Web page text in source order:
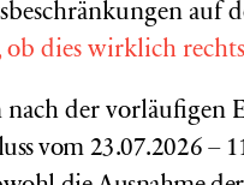
auf
ob dies wirklich
nach der vorläufigen
vom 23.07.2026 –